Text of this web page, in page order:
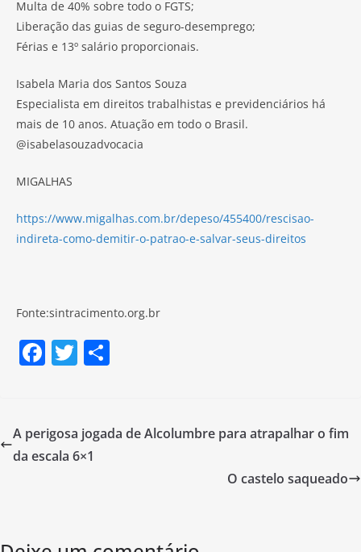
Multa de 40% sobre todo o FGTS;
Liberação das guias de seguro-desemprego;
Férias e 13º salário proporcionais.
Isabela Maria dos Santos Souza
Especialista em direitos trabalhistas e previdenciários há
mais de 10 anos. Atuação em todo o Brasil.
@isabelasouzadvocacia
MIGALHAS
https://www.migalhas.com.br/depeso/455400/rescisao-
indireta-como-demitir-o-patrao-e-salvar-seus-direitos
Fonte:sintracimento.org.br
F
e
b
T
er e
A perigosa jogada de Alcolumbre para atrapalhar o fim
da escala 6×1
O castelo saqueado